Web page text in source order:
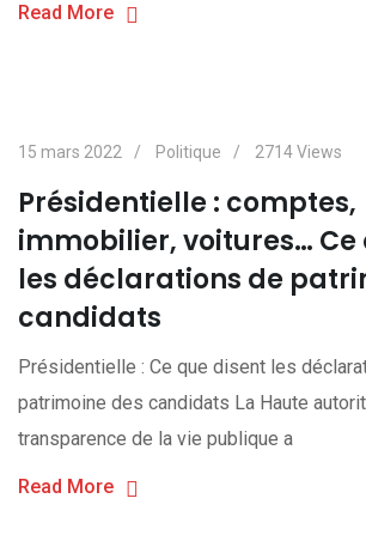
Read More
15 mars 2022 Politique 2714Views
Présidentielle : comptes,
immobilier, voitures… Ce
les déclarations de
candidats
Présidentielle : Ce que disent les
patrimoine des candidats La Haute
transparence de la vie publique a
Read More